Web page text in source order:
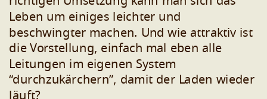
Leben um einiges leichter und
beschwingter machen. Und wie attraktiv ist
die Vorstellung, einfach mal eben alle
Leitungen im eigenen System
“durchzukärchern”, damit der Laden wieder
läuft?